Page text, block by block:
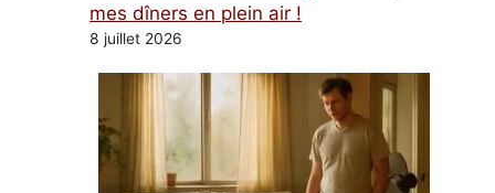
mes dîners en plein air !
8 juillet 2026